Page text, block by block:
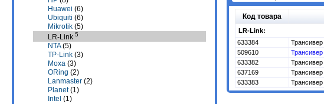
Huawei (6)
Ubiquiti (6)
Mikrotik (5)
LR-Link 5
NTA(5)
TP-Link (3)
Moxa (3)
ORing (2)
Lanmaster (2)
Planet(1)
Intel (1)
Код товара
LR-Link:
633384
509610
Трансивер
633382
Трансивер
637169
Трансивер
633383